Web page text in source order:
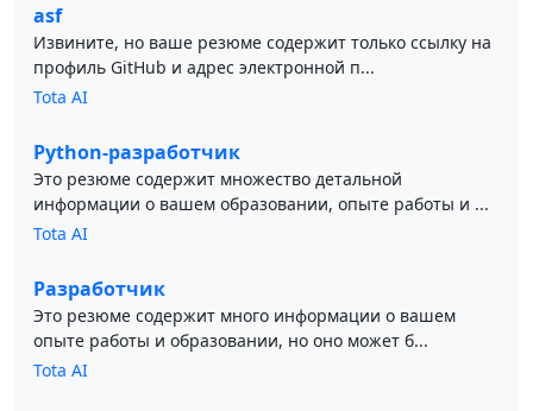
asf
Извините, но ваше резюме содержит только ссылку на
профиль GitHub и адрес электронной п...
Tota AI
Python-разработчик
Это резюме содержит множество детальной
информации о вашем образовании, опыте работы и ...
Tota AI
Разработчик
Это резюме содержит много информации о вашем
опыте работы и образовании, но оно может б...
Tota AI